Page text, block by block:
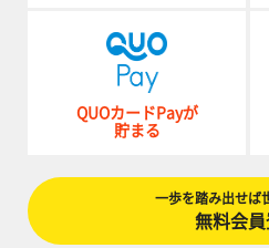
QUOカードPayが
貯まる
一歩を踏み出せば
無料会員